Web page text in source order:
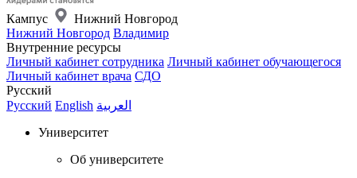
Кампус
Нижний Новгород
Нижний Новгород Владимир
Внутренние ресурсы
Личный кабинет сотрудника Личный кабинет обучающегося
Личный кабинет врача СДО
Русский
Русский English العربية
Университет
Об университете